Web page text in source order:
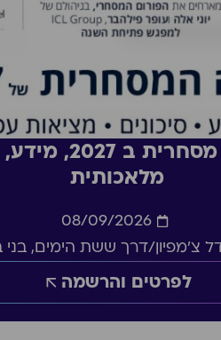
סדנה: העסקה
מלאכותית
08/09/2026
צ'מפיון/דרך ששת הימים,
לפרטים והרשמה